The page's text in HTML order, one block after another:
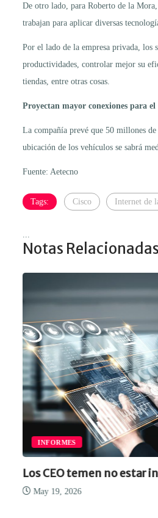
De otro lado, para Roberto de la
trabajan para aplicar diversas
Por el lado de la empresa privada, los
productividades, controlar mejor su
tiendas, entre otras cosas.
Proyectan mayor conexiones para el
La compañía prevé que 50 millones
ubicación de los vehículos se sabrá
Fuente: Aetecno
Tags: Cisco Internet de
Notas Relacionadas
INFORMES
Los CEO temen no estar
May 19, 2026